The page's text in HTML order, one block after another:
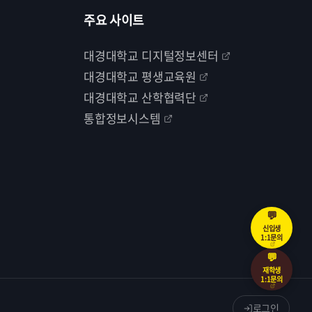
주요 사이트
대경대학교 디지털정보센터
대경대학교 평생교육원
대경대학교 산학협력단
통합정보시스템
로그인
💬
신입생
1:1문의
💬
재학생
1:1문의